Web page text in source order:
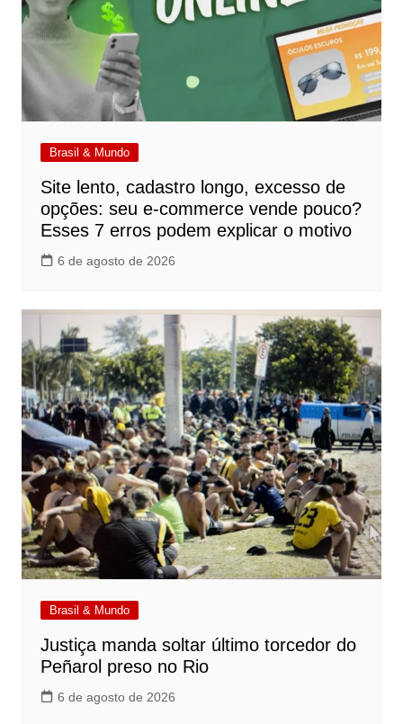
Brasil & Mundo
Site lento, cadastro longo, excesso de
opções: seu e-commerce vende pouco?
Esses 7 erros podem explicar o motivo
6 de agosto de 2026
Brasil & Mundo
Justiça manda soltar último torcedor do
Peñarol preso no Rio
6 de agosto de 2026